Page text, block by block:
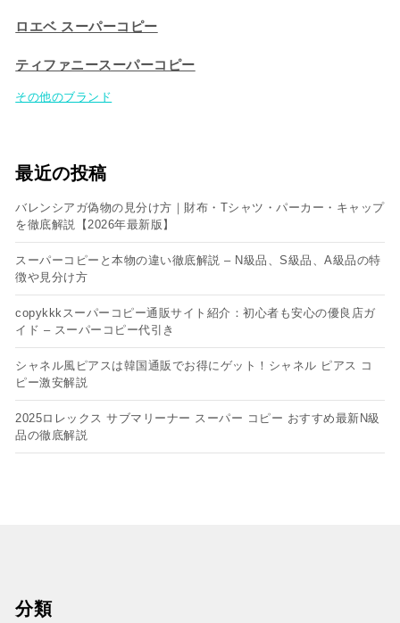
ロエベ スーパーコピー
ティファニースーパーコピー
その他のブランド
最近の投稿
バレンシアガ偽物の見分け方｜財布・Tシャツ・パーカー・キャップ
を徹底解説【2026年最新版】
スーパーコピーと本物の違い徹底解説 – N級品、S級品、A級品の特
徴や見分け方
copykkkスーパーコピー通販サイト紹介：初心者も安心の優良店ガ
イド – スーパーコピー代引き
シャネル風ピアスは韓国通販でお得にゲット！シャネル ピアス コ
ピー​激安解説
2025ロレックス サブマリーナー スーパー コピー おすすめ最新N級
品の徹底解説
分類